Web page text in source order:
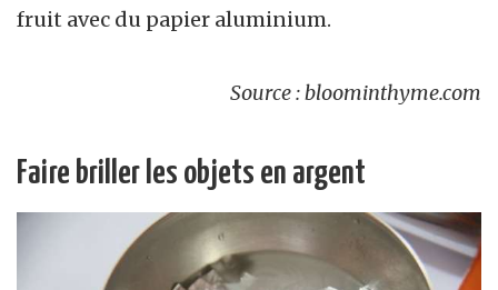
fruit avec du papier aluminium.
Source : bloominthyme.com
Faire briller les objets en argent